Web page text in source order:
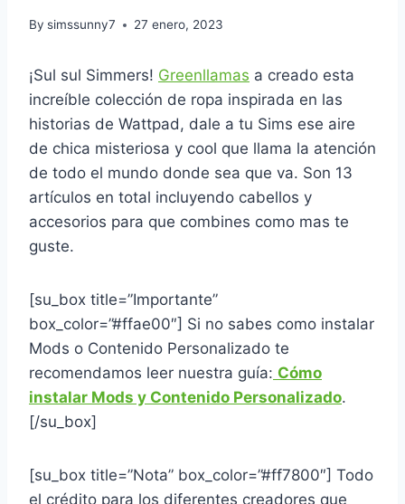
By simssunny7 27 enero, 2023
¡Sul sul Simmers! Greenllamas a creado esta
increíble colección de ropa inspirada en las
historias de Wattpad, dale a tu Sims ese aire
de chica misteriosa y cool que llama la atención
de todo el mundo donde sea que va. Son 13
artículos en total incluyendo cabellos y
accesorios para que combines como mas te
guste.
[su_box title=”Importante”
box_color=”#ffae00″] Si no sabes como instalar
Mods o Contenido Personalizado te
recomendamos leer nuestra guía: Cómo
instalar Mods y Contenido Personalizado.
[/su_box]
[su_box title=”Nota” box_color=”#ff7800″] Todo
el crédito para los diferentes creadores que